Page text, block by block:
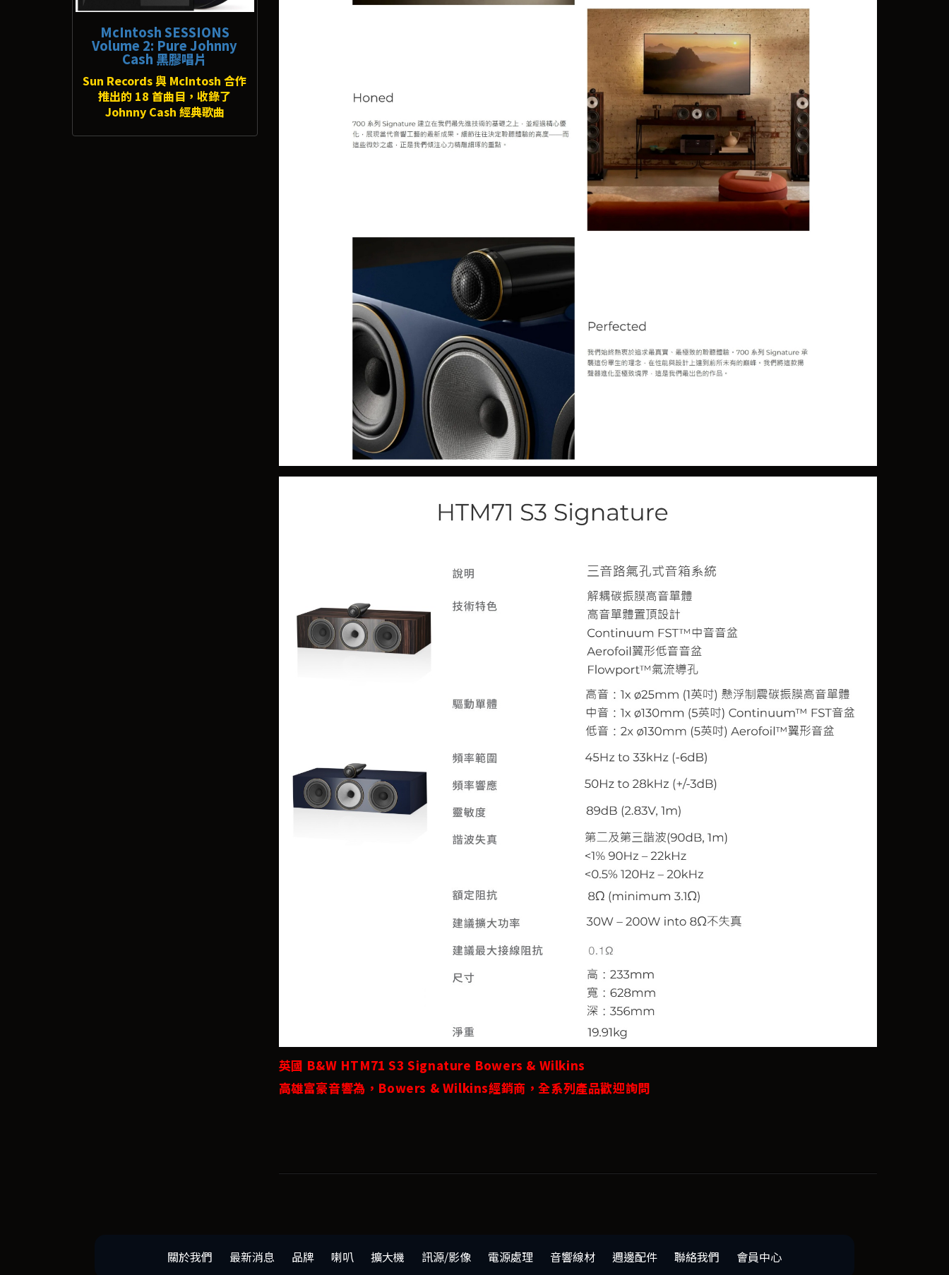
McIntosh SESSIONS
Volume 2: Pure Johnny
Cash 黑膠唱片
Sun Records 與 McIntosh 合作
推出的 18 首曲目，收錄了
Johnny Cash 經典歌曲
英國 B&W HTM71 S3 Signature Bowers & Wilkins
高雄富豪音響為，Bowers & Wilkins經銷商，全系列產品歡迎詢問
關於我們 最新消息 品牌 喇叭 擴大機 訊源/影像 電源處理 音響線材 週邊配件 聯絡我們 會員中心